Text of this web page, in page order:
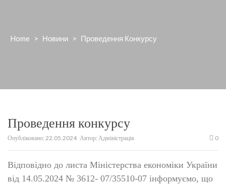
Home > Новини > Проведення Конкурсу
Проведення конкурсу
Опубліковано: 22.05.2024 Автор: Адміністрація 0
Відповідно до листа Міністерства економіки України
від 14.05.2024 № 3612- 07/35510-07 інформуємо, що